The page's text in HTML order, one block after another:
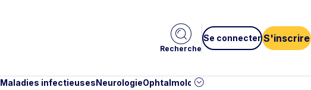
Recherche
Se connecter S'inscrire
Maladies infectieusesNeurologieOphtalmologie